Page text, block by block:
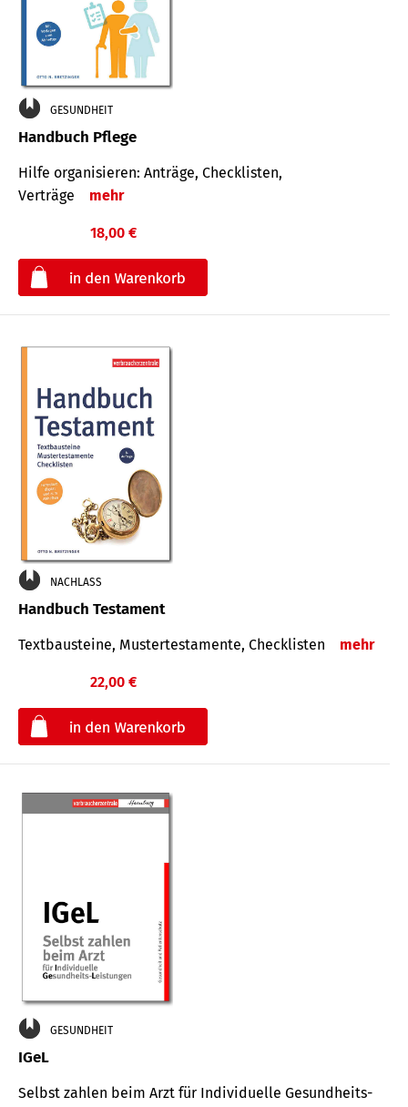
GESUNDHEIT
Handbuch Pflege
Hilfe organisieren: Anträge, Checklisten,
Verträge
mehr
18,00 €
NACHLASS
Handbuch Testament
Textbausteine, Mustertestamente, Checklisten mehr
22,00 €
GESUNDHEIT
IGeL
Selbst zahlen beim Arzt für Indi­vidu­elle Gesund­heits-